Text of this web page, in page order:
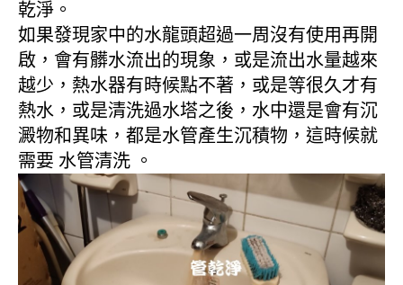
乾淨。
如果發現家中的水龍頭超過一周沒有使用再開
啟，會有髒水流出的現象，或是流出水量越來
越少，熱水器有時候點不著，或是等很久才有
熱水，或是清洗過水塔之後，水中還是會有沉
澱物和異味，都是水管產生沉積物，這時候就
需要 水管清洗 。